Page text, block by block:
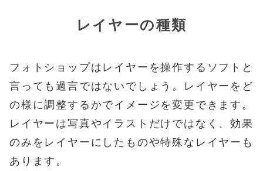
レイヤーの種類
フォトショップはレイヤーを操作するソフトと
言っても過言ではないでしょう。レイヤーをど
の様に調整するかでイメージを変更できます。
レイヤーは写真やイラストだけではなく、効果
のみをレイヤーにしたものや特殊なレイヤーも
あります。